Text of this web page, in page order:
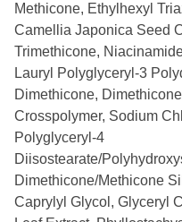
Methicone, Ethylhexyl
Camellia Japonica Seed
Trimethicone,
Lauryl Polyglyceryl-3
Dimethicone,
Crosspolymer, Sodium
Polyglyceryl-4
Diisostearate/
Dimethicone/Methicone
Caprylyl Glycol, Glyceryl